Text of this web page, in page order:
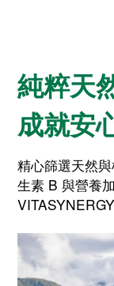
純粹天
成就安
精心篩選天然
生素 B 與營養